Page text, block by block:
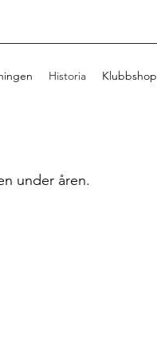
Historia Klubbshop
under åren.